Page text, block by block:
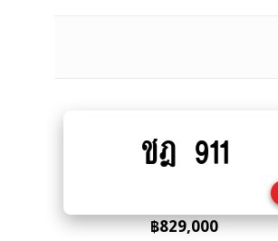
to
ชฎ 911
฿829,000